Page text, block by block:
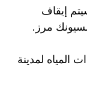
12:00 إلى الساعة 19:00 سيتم إيقاف
لسيونك مرز.
إمدادات المياه لمدينة